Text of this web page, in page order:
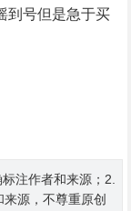
到号但是急于买
注作者和来源；2.
源，不尊重原创